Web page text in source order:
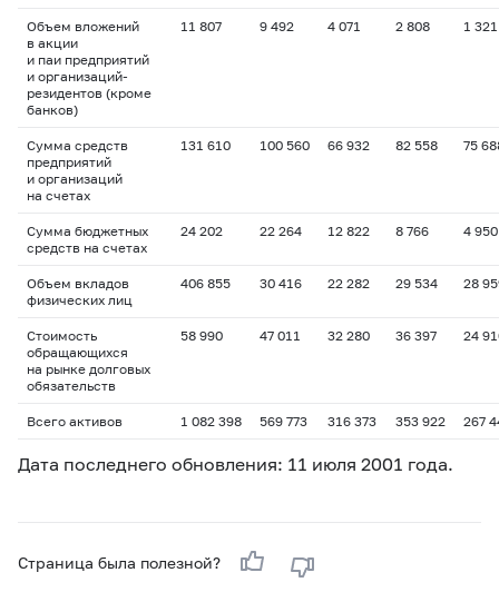
Объем вложений
в акции
и паи предприятий
и организаций-
резидентов (кроме
банков)
11 807 9 492 4 071 2 808 1 321
Сумма средств
предприятий
и организаций
на счетах
131 610 100 560 66 932 82 558 75
Сумма бюджетных
средств на счетах
24 202 22 264 12 822 8 766 4 950
Объем вкладов
физических лиц
406 855 30 416 22 282 29 534 28
Стоимость
обращающихся
на рынке долговых
обязательств
58 990 47 011 32 280 36 397 24
Всего активов 1 082 398 569 773 316 373 353 922 267
Дата последнего обновления: 11 июля 2001 года.
Страница была полезной?